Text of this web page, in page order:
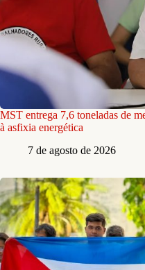
MST entrega 7,6 toneladas de
à asfixia energética
7 de agosto de 2026